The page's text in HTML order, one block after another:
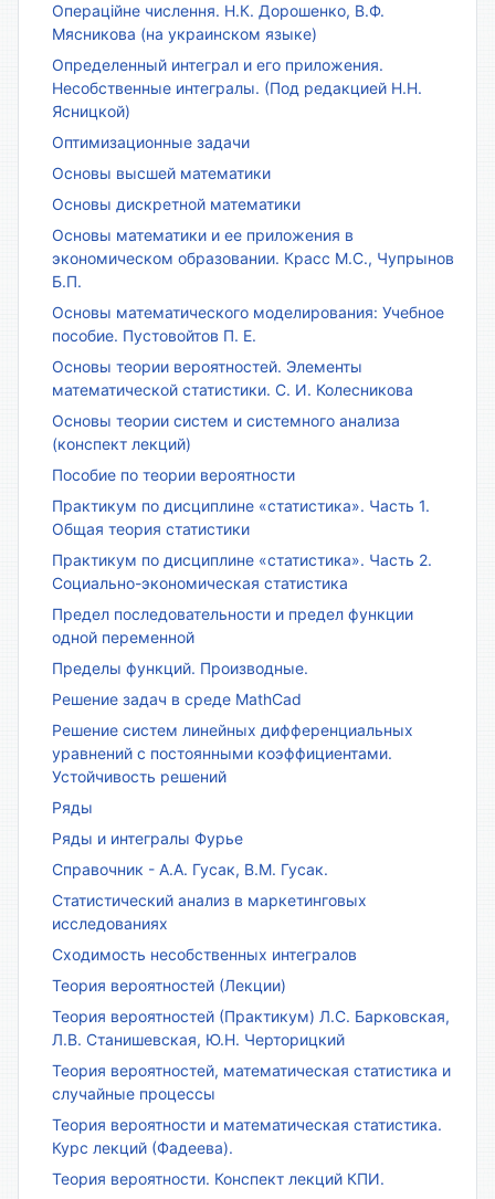
Операційне числення. Н.К. Дорошенко, В.Ф.
Мясникова (на украинском языке)
Определенный интеграл и его приложения.
Несобственные интегралы. (Под редакцией Н.Н.
Ясницкой)
Оптимизационные задачи
Основы высшей математики
Основы дискретной математики
Основы математики и ее приложения в
экономическом образовании. Красс М.С., Чупрынов
Б.П.
Основы математического моделирования: Учебное
пособие. Пустовойтов П. Е.
Основы теории вероятностей. Элементы
математической статистики. С. И. Колесникова
Основы теории систем и системного анализа
(конспект лекций)
Пособие по теории вероятности
Практикум по дисциплине «статистика». Часть 1.
Общая теория статистики
Практикум по дисциплине «статистика». Часть 2.
Социально-экономическая статистика
Предел последовательности и предел функции
одной переменной
Пределы функций. Производные.
Решение задач в среде MathCad
Решение систем линейных дифференциальных
уравнений с постоянными коэффициентами.
Устойчивость решений
Ряды
Ряды и интегралы Фурье
Справочник - А.А. Гусак, В.М. Гусак.
Статистический анализ в маркетинговых
исследованиях
Сходимость несобственных интегралов
Теория вероятностей (Лекции)
Теория вероятностей (Практикум) Л.С. Барковская,
Л.В. Станишевская, Ю.Н. Черторицкий
Теория вероятностей, математическая статистика и
случайные процессы
Теория вероятности и математическая статистика.
Курс лекций (Фадеева).
Теория вероятности. Конспект лекций КПИ.